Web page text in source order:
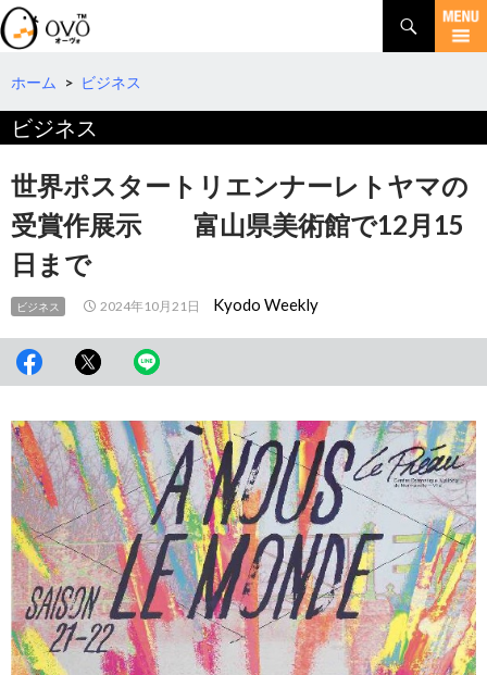
検
索
コ
テ
へ
ホーム > ビジネス
ビジネス
世界ポスタートリエンナーレトヤマの
受賞作展示 富山県美術館で12月15
日まで
ビジネス 2024年10月21日 Kyodo Weekly